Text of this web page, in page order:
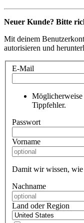
Neuer Kunde? Bitte
Mit deinem
autorisieren und
E-Mail
Tippfehler.
Passwort
Vorname
Damit wir wissen,
Nachname
Land oder Region